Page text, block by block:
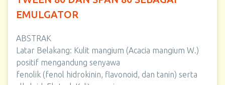
EMULGATOR
ABSTRAK
Latar Belakang: Kulit mangium (Acacia mangium W.)
positif mengandung senyawa
fenolik (fenol hidrokinin, flavonoid, dan tanin) serta